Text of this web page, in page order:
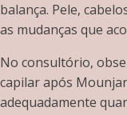
balança. Pele,
as mudanças que
No consultório,
capilar após
adequadamente